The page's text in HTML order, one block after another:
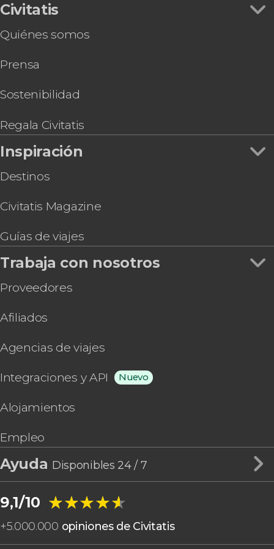
Civitatis
Quiénes somos
Prensa
Sostenibilidad
Regala Civitatis
Inspiración
Destinos
Civitatis Magazine
Guías de viajes
Trabaja con nosotros
Proveedores
Afiliados
Agencias de viajes
Integraciones y API Nuevo
Alojamientos
Empleo
Ayuda Disponibles 24 / 7
9,1/10 ★★★★★
★★★★★
+5.000.000 opiniones de Civitatis